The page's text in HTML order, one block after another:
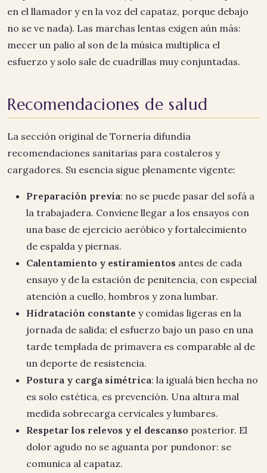
en el llamador y en la voz del capataz, porque debajo
no se ve nada). Las marchas lentas exigen aún más:
mecer un palio al son de la música multiplica el
esfuerzo y solo sale de cuadrillas muy conjuntadas.
Recomendaciones de salud
La sección original de Tornería difundía
recomendaciones sanitarias para costaleros y
cargadores. Su esencia sigue plenamente vigente:
Preparación previa: no se puede pasar del sofá a
la trabajadera. Conviene llegar a los ensayos con
una base de ejercicio aeróbico y fortalecimiento
de espalda y piernas.
Calentamiento y estiramientos antes de cada
ensayo y de la estación de penitencia, con especial
atención a cuello, hombros y zona lumbar.
Hidratación constante y comidas ligeras en la
jornada de salida; el esfuerzo bajo un paso en una
tarde templada de primavera es comparable al de
un deporte de resistencia.
Postura y carga simétrica: la igualá bien hecha no
es solo estética, es prevención. Una altura mal
medida sobrecarga cervicales y lumbares.
Respetar los relevos y el descanso posterior. El
dolor agudo no se aguanta por pundonor: se
comunica al capataz.